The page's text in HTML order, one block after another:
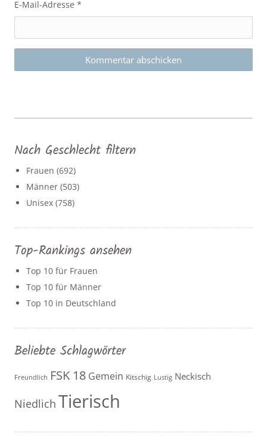
E-Mail-Adresse*
Nach Geschlecht filtern
Frauen (692)
Männer (503)
Unisex (758)
Top-Rankings ansehen
Top 10 für Frauen
Top 10 für Männer
Top 10 in Deutschland
Beliebte Schlagwörter
Freundlich FSK 18 Gemein Kitschig Lustig Neckisch
Niedlich Tierisch